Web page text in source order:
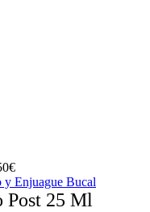
y Enjuague Bucal
Post 25 Ml